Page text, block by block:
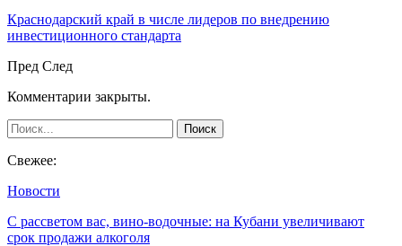
Краснодарский край в числе лидеров по внедрению
инвестиционного стандарта
Пред След
Комментарии закрыты.
Свежее:
Новости
С рассветом вас, вино-водочные: на Кубани увеличивают
срок продажи алкоголя